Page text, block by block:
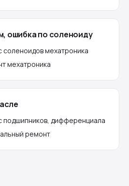
ошибка по соленоиду
соленоидов мехатроника
мехатроника
подшипников, дифференциала
ремонт